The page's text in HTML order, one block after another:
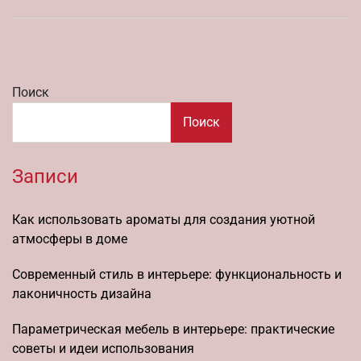
Поиск
Поиск
Записи
Как использовать ароматы для создания уютной
атмосферы в доме
Современный стиль в интерьере: функциональность и
лаконичность дизайна
Параметрическая мебель в интерьере: практические
советы и идеи использования